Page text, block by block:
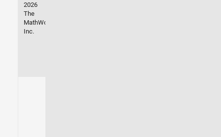
2026
The
MathWorks,
Inc.